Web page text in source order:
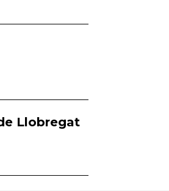
Llobregat